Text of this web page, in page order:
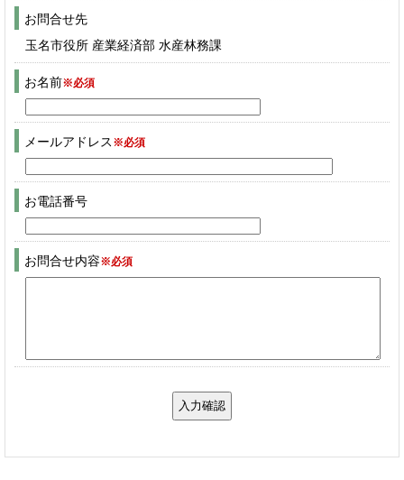
お問合せ先
玉名市役所 産業経済部 水産林務課
お名前※必須
メールアドレス ※必須
お電話番号
お問合せ内容※必須